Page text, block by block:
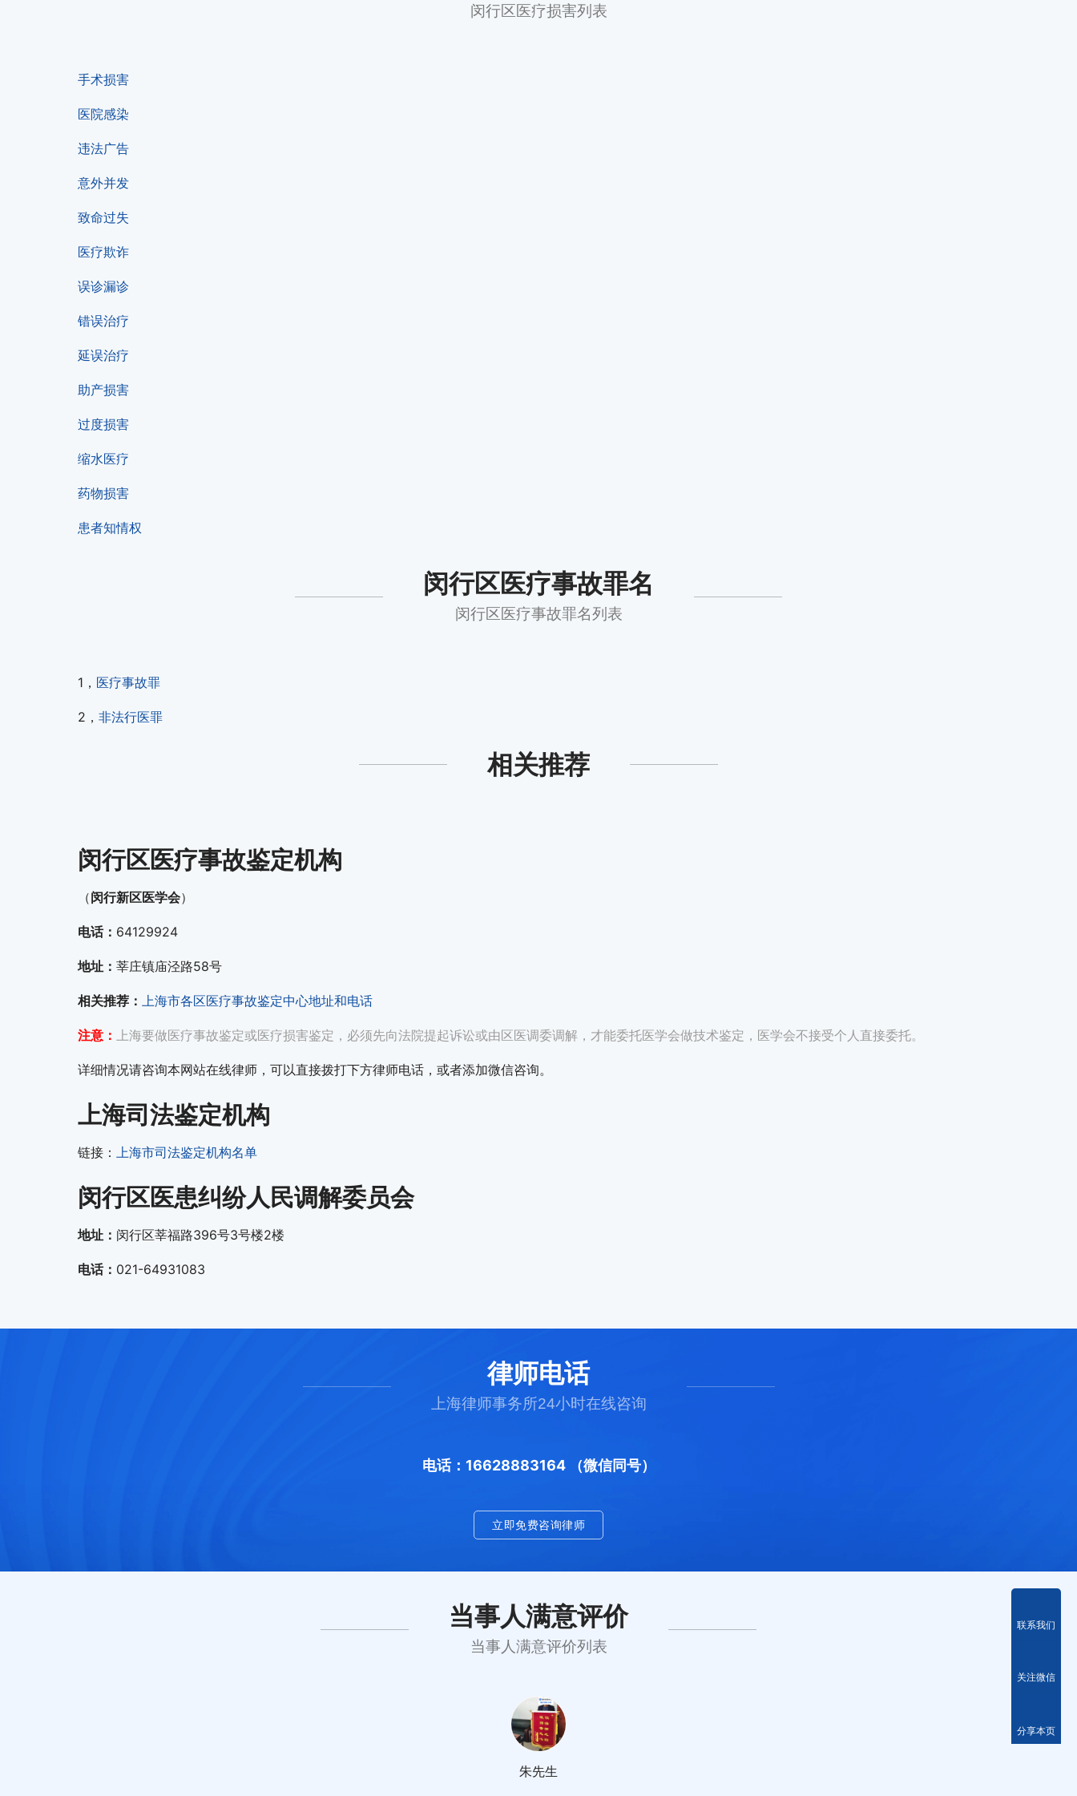
闵行区医疗损害列表
手术损害
医院感染
违法广告
意外并发
致命过失
医疗欺诈
误诊漏诊
错误治疗
延误治疗
助产损害
过度损害
缩水医疗
药物损害
患者知情权
闵行区医疗事故罪名
闵行区医疗事故罪名列表
1， 医疗事故罪
2， 非法行医罪
相关推荐
闵行区医疗事故鉴定机构
（闵行新区医学会）
电话： 64129924
地址： 莘庄镇庙泾路58号
相关推荐： 上海市各区医疗事故鉴定中心地址和电话
注意： 上海要做医疗事故鉴定或医疗损害鉴定，必须先向法院提起诉讼或由区医调委调解，才能委托医学会做技术鉴定，医学会不接受个人直接委托。
详细情况请咨询本网站在线律师，可以直接拨打下方律师电话，或者添加微信咨询。
上海司法鉴定机构
链接： 上海市司法鉴定机构名单
闵行区医患纠纷人民调解委员会
地址： 闵行区莘福路396号3号楼2楼
电话： 021-64931083
律师电话
上海律师事务所24小时在线咨询
电话：16628883164 （微信同号）
立即免费咨询律师
当事人满意评价
当事人满意评价列表
朱先生
联系我们
关注微信
分享本页